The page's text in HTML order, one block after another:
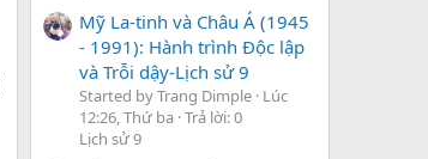
Mỹ La-tinh và Châu Á (1945
- 1991): Hành trình Độc lập
và Trỗi dậy-Lịch sử 9
Started by Trang Dimple Lúc
12:26, Thứ ba Trả lời: 0
Lịch sử 9